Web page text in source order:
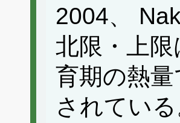
2004、
北限・上
育期の熱
されてい